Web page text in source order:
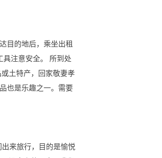
目的地后，乘坐出租
具注意安全。 所到处
土特产，回家敬妻孝
也是乐趣之一。需要
来旅行，目的是愉悦